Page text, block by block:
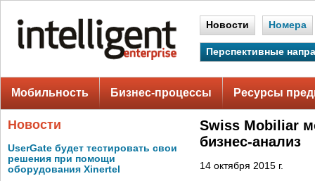
Новости Номера
Перспективные
Мобильность Бизнес-процессы Ресурсы
Новости
UserGate будет тестировать свои
решения при помощи
оборудования Xinertel
Swiss Mobiliar
бизнес-анализ
14 октября 2015 г.